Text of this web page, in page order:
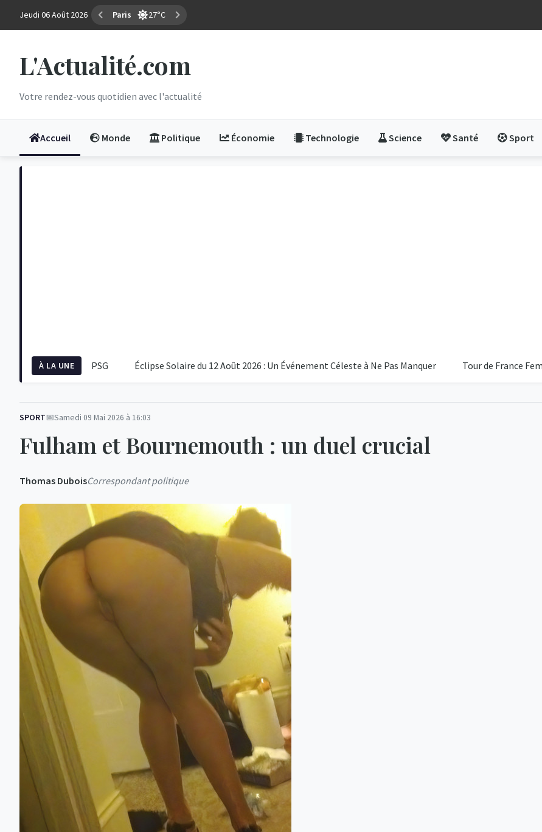
Jeudi 06 Août 2026 Marseille 36°C
L'Actualité.com
Votre rendez-vous quotidien avec l'actualité
Accueil Monde Politique Économie Technologie Science Santé Sport
À LA UNE
du PSG Éclipse Solaire du 12 Août 2026 : Un Événement Céleste à Ne Pas Manquer Tour de France Femmes
SPORT Samedi 09 Mai 2026 à 16:03
Fulham et Bournemouth : un duel crucial
Thomas DuboisCorrespondant politique